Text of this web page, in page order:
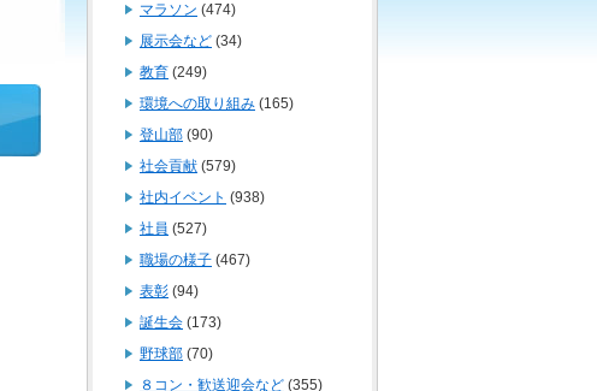
マラソン (474)
展示会など (34)
教育 (249)
環境への取り組み (165)
登山部 (90)
社会貢献 (579)
社内イベント (938)
社員 (527)
職場の様子 (467)
表彰 (94)
誕生会 (173)
野球部 (70)
８コン・歓送迎会など (355)